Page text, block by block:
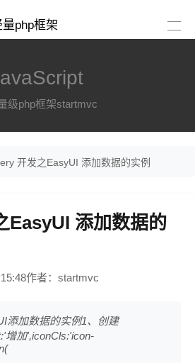
php框架
级php框架startmvc
开发之EasyUI 添加数据的实例
EasyUI 添加数据的
作者：startmvc
添加数据的实例1、创建
增加',iconCls:'icon-